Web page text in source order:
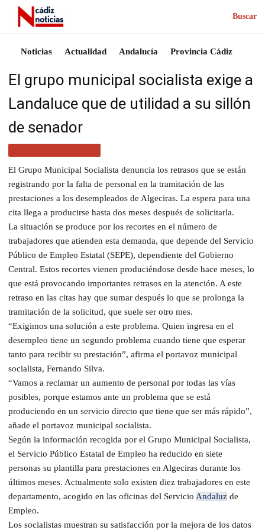
Buscar
Noticias Actualidad Andalucía Provincia Cádiz
El grupo municipal socialista exige a
Landaluce que de utilidad a su sillón
de senador
El Grupo Municipal Socialista denuncia los retrasos que se están
registrando por la falta de personal en la tramitación de las
prestaciones a los desempleados de Algeciras. La espera para una
cita llega a producirse hasta dos meses después de solicitarla.
La situación se produce por los recortes en el número de
trabajadores que atienden esta demanda, que depende del Servicio
Público de Empleo Estatal (SEPE), dependiente del Gobierno
Central. Estos recortes vienen produciéndose desde hace meses, lo
que está provocando importantes retrasos en la atención. A este
retraso en las citas hay que sumar después lo que se prolonga la
tramitación de la solicitud, que suele ser otro mes.
“Exigimos una solución a este problema. Quien ingresa en el
desempleo tiene un segundo problema cuando tiene que esperar
tanto para recibir su prestación”, afirma el portavoz municipal
socialista, Fernando Silva.
“Vamos a reclamar un aumento de personal por todas las vías
posibles, porque estamos ante un problema que se está
produciendo en un servicio directo que tiene que ser más rápido”,
añade el portavoz municipal socialista.
Según la información recogida por el Grupo Municipal Socialista,
el Servicio Público Estatal de Empleo ha reducido en siete
personas su plantilla para prestaciones en Algeciras durante los
últimos meses. Actualmente solo existen diez trabajadores en este
departamento, acogido en las oficinas del Servicio Andaluz de
Empleo.
Los socialistas muestran su satisfacción por la mejora de los datos